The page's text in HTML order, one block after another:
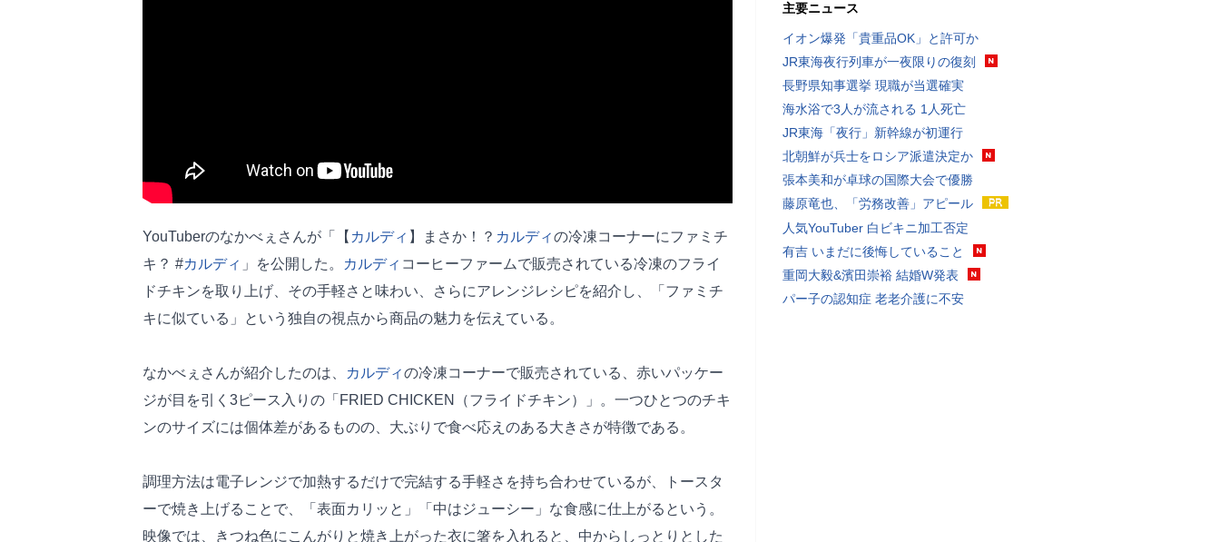
YouTuberのなかべぇさんが「【 カルディ 】まさか！？ カルディの冷凍コーナーにファミチ
キ？ #カルディ 」を公開した。 カルディ コーヒーファームで販売されている冷凍のフライ
ドチキンを取り上げ、その手軽さと味わい、さらにアレンジレシピを紹介し、「ファミチ
キに似ている」という独自の視点から商品の魅力を伝えている。
なかべぇさんが紹介したのは、 カルディの冷凍コーナーで販売されている、赤いパッケー
ジが目を引く3ピース入りの「FRIED CHICKEN（フライドチキン）」。一つひとつのチキ
ンのサイズには個体差があるものの、大ぶりで食べ応えのある大きさが特徴である。
調理方法は電子レンジで加熱するだけで完結する手軽さを持ち合わせているが、トースタ
ーで焼き上げることで、「表面カリッと」「中はジューシー」な食感に仕上がるという。
映像では、きつね色にこんがりと焼き上がった衣に箸を入れると、中からしっとりとした
主要ニュース
イオン爆発「貴重品OK」と許可か
JR東海夜行列車が一夜限りの復刻
長野県知事選挙 現職が当選確実
海水浴で3人が流される 1人死亡
JR東海「夜行」新幹線が初運行
北朝鮮が兵士をロシア派遣決定か
張本美和が卓球の国際大会で優勝
藤原竜也、「労務改善」アピール
人気YouTuber 白ビキニ加工否定
有吉 いまだに後悔していること
重岡大毅&濱田崇裕 結婚W発表
パー子の認知症 老老介護に不安